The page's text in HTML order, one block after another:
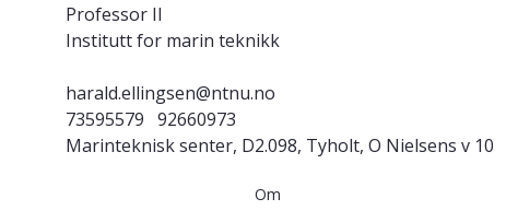
Professor II
Institutt for marin teknikk
harald.ellingsen@ntnu.no
73595579 92660973
Marinteknisk senter, D2.098, Tyholt, O Nielsens v 10
Om